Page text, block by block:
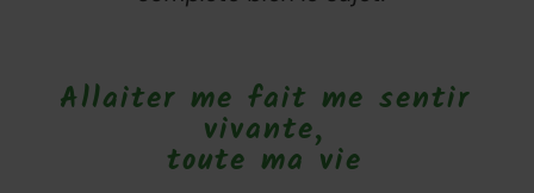
Allaiter me fait me sentir
vivante,
toute ma vie